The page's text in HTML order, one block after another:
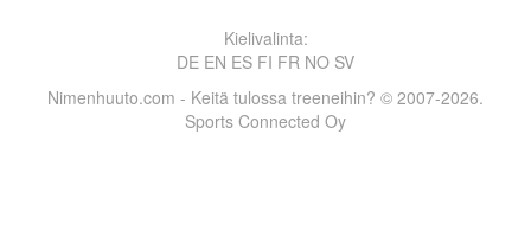
Kielivalinta:
DE EN ES FI FR NO SV
Nimenhuuto.com - Keitä tulossa treeneihin? © 2007-2026.
Sports Connected Oy